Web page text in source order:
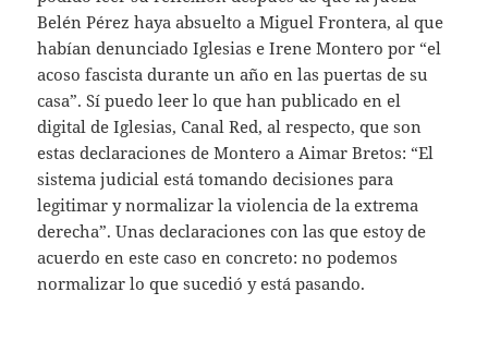
Belén Pérez haya absuelto a Miguel Frontera, al que
habían denunciado Iglesias e Irene Montero por “el
acoso fascista durante un año en las puertas de su
casa”. Sí puedo leer lo que han publicado en el
digital de Iglesias, Canal Red, al respecto, que son
estas declaraciones de Montero a Aimar Bretos: “El
sistema judicial está tomando decisiones para
legitimar y normalizar la violencia de la extrema
derecha”. Unas declaraciones con las que estoy de
acuerdo en este caso en concreto: no podemos
normalizar lo que sucedió y está pasando.